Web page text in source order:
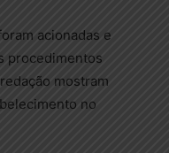
acionadas e
procedimentos
mostram
no